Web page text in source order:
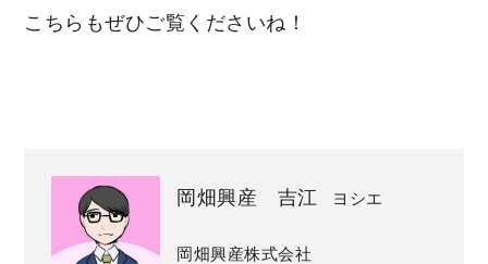
こちらもぜひご覧くださいね！
岡畑興産 吉江 ヨシエ
岡畑興産株式会社